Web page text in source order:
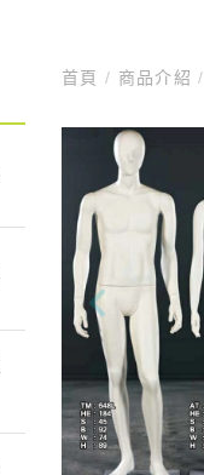
首頁/ 商品介紹/